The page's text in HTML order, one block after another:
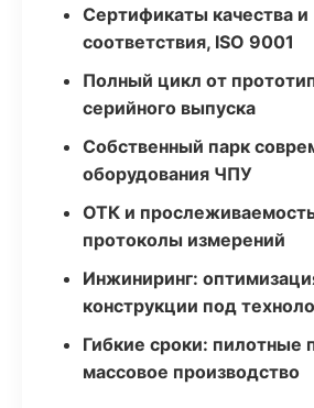
Сертификаты качества и
соответствия, ISO 9001
Полный цикл от
серийного выпуска
Собственный парк
оборудования ЧПУ
ОТК и
протоколы измерений
Инжиниринг:
конструкции под
Гибкие сроки: пилотные
массовое производство